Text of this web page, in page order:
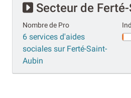
Secteur de
Nombre de Pro
6 services d'aides
sociales sur Ferté-Saint-
Aubin